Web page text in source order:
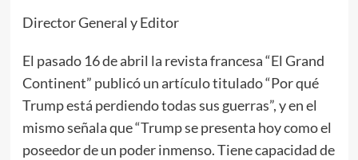
Director General y Editor
El pasado 16 de abril la revista francesa “El Grand
Continent” publicó un artículo titulado “Por qué
Trump está perdiendo todas sus guerras”, y en el
mismo señala que “Trump se presenta hoy como el
poseedor de un poder inmenso. Tiene capacidad de